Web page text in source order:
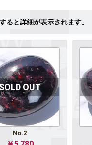
No.2